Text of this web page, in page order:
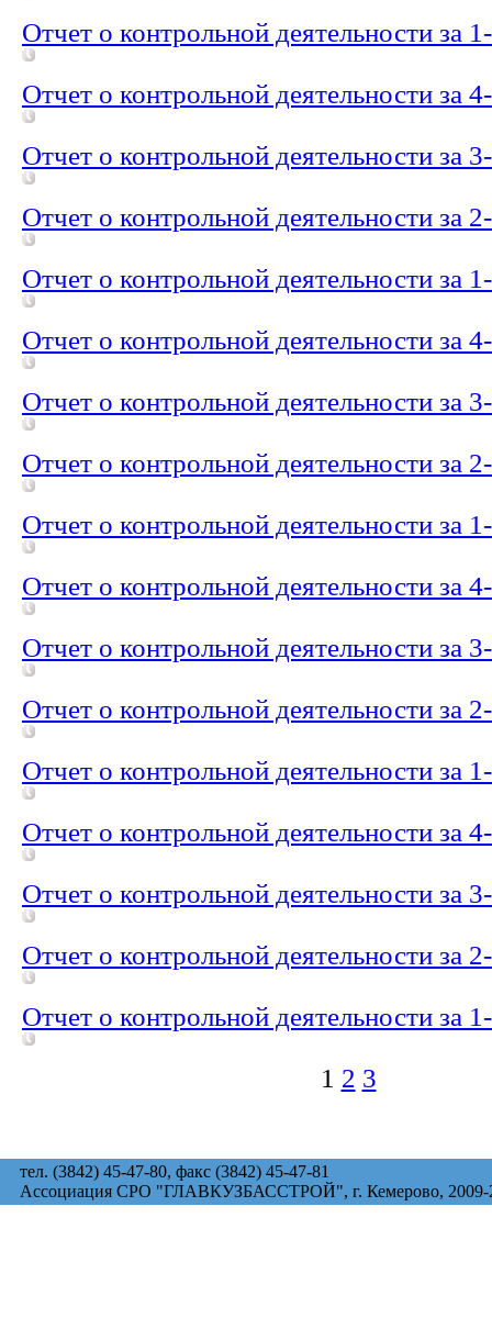
Отчет о контрольной деятельности за
Отчет о контрольной деятельности за
Отчет о контрольной деятельности за
Отчет о контрольной деятельности за
Отчет о контрольной деятельности за
Отчет о контрольной деятельности за
Отчет о контрольной деятельности за
Отчет о контрольной деятельности за
Отчет о контрольной деятельности за
Отчет о контрольной деятельности за
Отчет о контрольной деятельности за
Отчет о контрольной деятельности за
Отчет о контрольной деятельности за
Отчет о контрольной деятельности за
Отчет о контрольной деятельности за
Отчет о контрольной деятельности за
Отчет о контрольной деятельности за
1 2 3
тел. (3842) 45-47-80, факс (3842) 45-47-81
Ассоциация СРО "ГЛАВКУЗБАССТРОЙ", г. Кемерово, 2009-